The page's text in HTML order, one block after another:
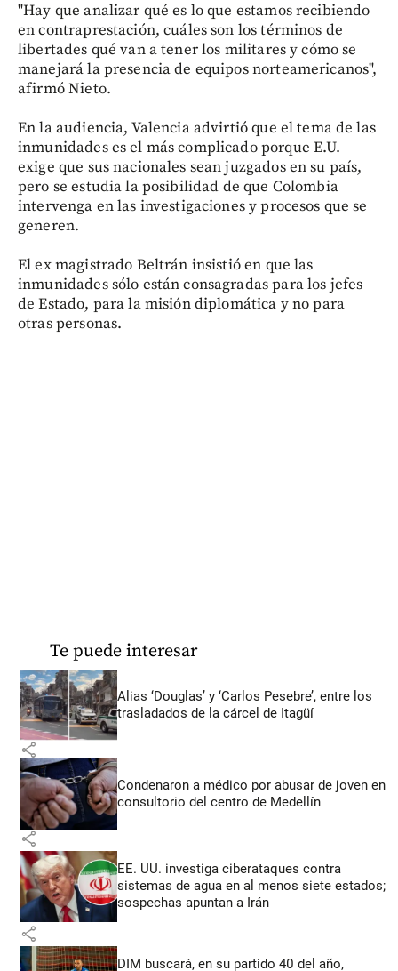
"Hay que analizar qué es lo que estamos recibiendo
en contraprestación, cuáles son los términos de
libertades qué van a tener los militares y cómo se
manejará la presencia de equipos norteamericanos",
afirmó Nieto.
En la audiencia, Valencia advirtió que el tema de las
inmunidades es el más complicado porque E.U.
exige que sus nacionales sean juzgados en su país,
pero se estudia la posibilidad de que Colombia
intervenga en las investigaciones y procesos que se
generen.
El ex magistrado Beltrán insistió en que las
inmunidades sólo están consagradas para los jefes
de Estado, para la misión diplomática y no para
otras personas.
Te puede interesar
Alias ‘Douglas’ y ‘Carlos Pesebre’, entre los
trasladados de la cárcel de Itagüí
share
Condenaron a médico por abusar de joven en
consultorio del centro de Medellín
share
EE. UU. investiga ciberataques contra
sistemas de agua en al menos siete estados;
sospechas apuntan a Irán
share
DIM buscará, en su partido 40 del año,